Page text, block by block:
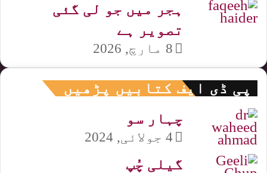
ہجر میں جو لی گئی
تصویر ہے
8 مارچ, 2026
پی ڈی ایف کتابیں پڑھیں
چہار سو
4 جولائی, 2024
گیلی چُپ